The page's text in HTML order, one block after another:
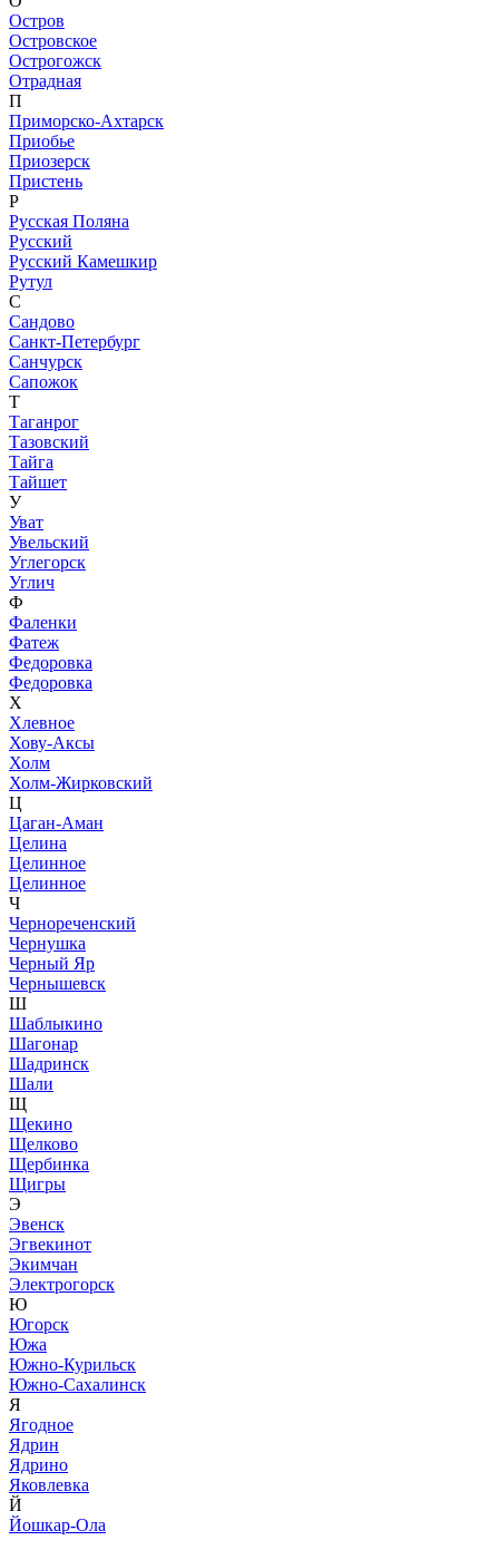
Остров
Островское
Острогожск
Отрадная
П
Приморско-Ахтарск
Приобье
Приозерск
Пристень
Р
Русская Поляна
Русский
Русский Камешкир
Рутул
С
Сандово
Санкт-Петербург
Санчурск
Сапожок
Т
Таганрог
Тазовский
Тайга
Тайшет
У
Уват
Увельский
Углегорск
Углич
Ф
Фаленки
Фатеж
Федоровка
Федоровка
Х
Хлевное
Хову-Аксы
Холм
Холм-Жирковский
Ц
Цаган-Аман
Целина
Целинное
Целинное
Ч
Чернореченский
Чернушка
Черный Яр
Чернышевск
Ш
Шаблыкино
Шагонар
Шадринск
Шали
Щ
Щекино
Щелково
Щербинка
Щигры
Э
Эвенск
Эгвекинот
Экимчан
Электрогорск
Ю
Югорск
Южа
Южно-Курильск
Южно-Сахалинск
Я
Ягодное
Ядрин
Ядрино
Яковлевка
Й
Йошкар-Ола